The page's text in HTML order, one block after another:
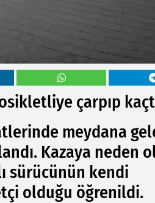
çarpıp
meydana
Kazaya neden
sürücünün kendi
olduğu öğrenildi.